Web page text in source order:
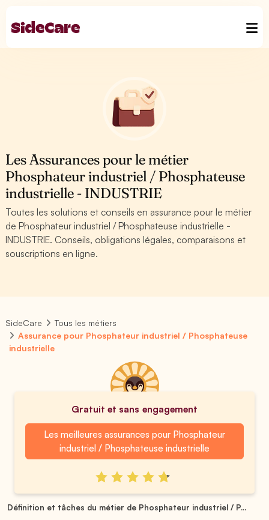
Les Assurances pour le métier
Phosphateur industriel / Phosphateuse
industrielle - INDUSTRIE
Toutes les solutions et conseils en assurance pour le métier
de Phosphateur industriel / Phosphateuse industrielle -
INDUSTRIE. Conseils, obligations légales, comparaisons et
souscriptions en ligne.
SideCare
Tous les métiers
Assurance pour Phosphateur industriel / Phosphateuse
industrielle
Gratuit et sans engagement
Les meilleures assurances pour Phosphateur
industriel / Phosphateuse industrielle
Définition et tâches du métier de Phosphateur industriel / P...